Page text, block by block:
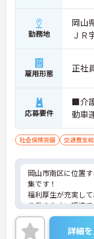
勤務地
岡山
ＪＲ
雇用形態 正社
応募要件
■介
動車
社会保険完備 交通費支給
岡山市南区に位置
集です！
福利厚生が充実し
り働きやすい環境
ご興味ある方には
詳細をお話しいたし
詳細